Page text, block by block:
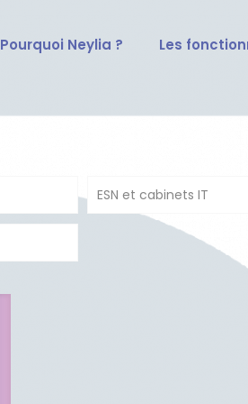
Pourquoi Neylia ? Les
ESN et cabinets IT